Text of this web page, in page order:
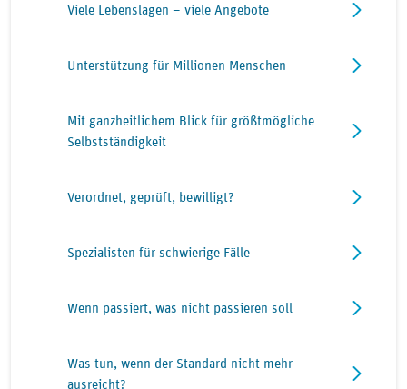
Viele Lebenslagen – viele Angebote
Unterstützung für Millionen Menschen
Mit ganzheitlichem Blick für größtmögliche
Selbstständigkeit
Verordnet, geprüft, bewilligt?
Spezialisten für schwierige Fälle
Wenn passiert, was nicht passieren soll
Was tun, wenn der Standard nicht mehr
ausreicht?